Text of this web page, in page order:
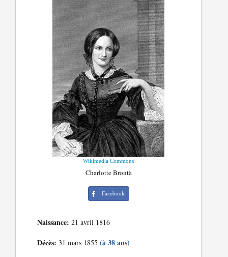
Wikimedia Commons
Charlotte Brontë
Facebook
Naissance: 21 avril 1816
Décès: 31 mars 1855(à 38 ans)